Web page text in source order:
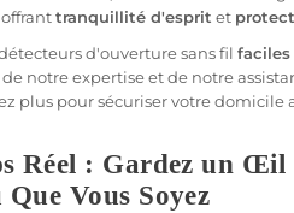
tranquillité d'esprit et
d'ouverture sans fil
de notre expertise et de notre
plus pour sécuriser votre domicile
Réel : Gardez un
Vous Soyez